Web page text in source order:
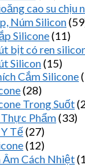
cao su chịu
Núm Silicon
Silicone(11)
bịt có ren
Silicon(15)
Cắm Silicone
(28)
Trong Suốt
Phẩm(33)
Tế(27)
(12)
Âm Cách Nhiệt